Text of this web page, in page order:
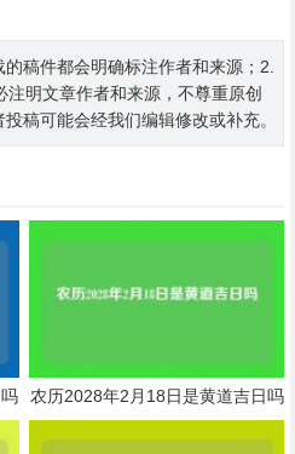
稿件都会明确标注作者和来源；2.
明文章作者和来源，不尊重原创
稿可能会经我们编辑修改或补充。
农历2028年2月18日是黄道吉日吗